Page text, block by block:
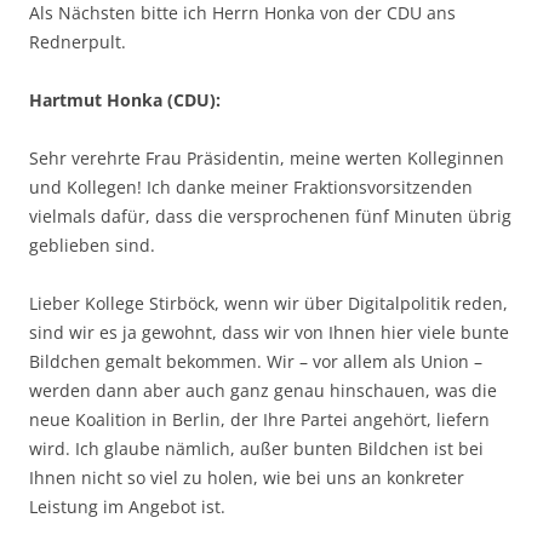
Als Nächsten bitte ich Herrn Honka von der CDU ans
Rednerpult.
Hartmut Honka (CDU):
Sehr verehrte Frau Präsidentin, meine werten Kolleginnen
und Kollegen! Ich danke meiner Fraktionsvorsitzenden
vielmals dafür, dass die versprochenen fünf Minuten übrig
geblieben sind.
Lieber Kollege Stirböck, wenn wir über Digitalpolitik reden,
sind wir es ja gewohnt, dass wir von Ihnen hier viele bunte
Bildchen gemalt bekommen. Wir – vor allem als Union –
werden dann aber auch ganz genau hinschauen, was die
neue Koalition in Berlin, der Ihre Partei angehört, liefern
wird. Ich glaube nämlich, außer bunten Bildchen ist bei
Ihnen nicht so viel zu holen, wie bei uns an konkreter
Leistung im Angebot ist.